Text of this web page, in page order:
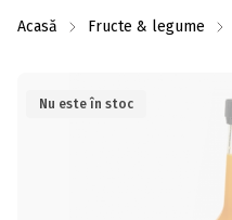
Acasă Fructe & legume
Nu este în stoc